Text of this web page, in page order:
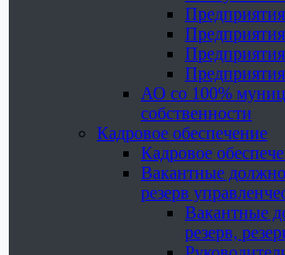
АО со 100%
собственности
Кадровое обеспечение
Кадровое
Вакантные
резерв
Вакантные
резерв,